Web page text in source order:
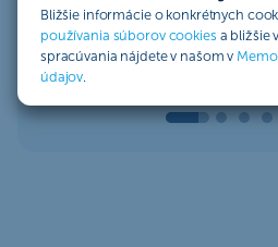
Bližšie informácie o konkrétnych
používania súborov cookies a bližšie
spracúvania nájdete v našom v
údajov.